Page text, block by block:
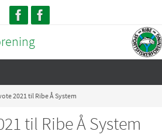
2021 til Ribe Å System
til Ribe Å System